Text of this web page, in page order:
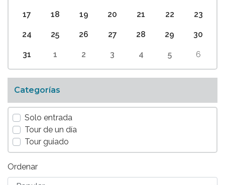
17 18 19 20 21 22 23
24 25 26 27 28 29 30
31 1 2 3 4 5 6
Categorías
Solo entrada
Tour de un día
Tour guiado
Ordenar